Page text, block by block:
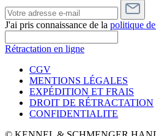
J'ai pris connaissance de la politique
Rétractation en ligne
CGV
MENTIONS LÉGALES
EXPÉDITION ET FRAIS
DROIT DE RÉTRACTATION
CONFIDENTIALITE